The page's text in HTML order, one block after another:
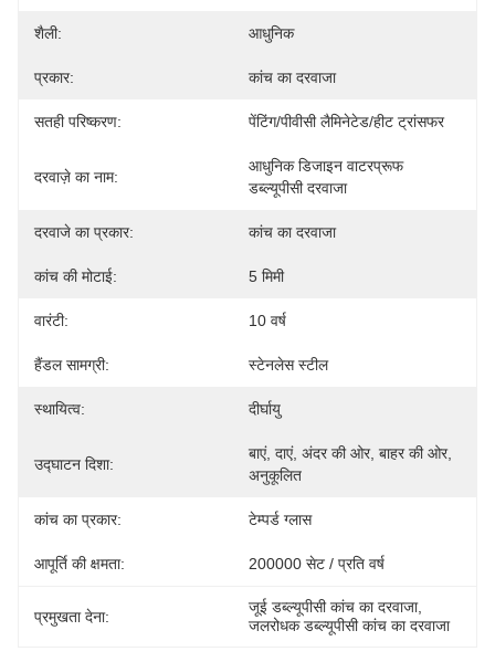
शैली: आधुनिक
प्रकार: कांच का दरवाजा
सतही परिष्करण: पेंटिंग/पीवीसी लैमिनेटेड/हीट ट्रांसफर
दरवाज़े का नाम:
आधुनिक डिजाइन वाटरप्रूफ
डब्ल्यूपीसी दरवाजा
दरवाजे का प्रकार: कांच का दरवाजा
कांच की मोटाई: 5 मिमी
वारंटी: 10 वर्ष
हैंडल सामग्री: स्टेनलेस स्टील
स्थायित्व: दीर्घायु
उद्घाटन दिशा:
बाएं, दाएं, अंदर की ओर, बाहर की ओर,
अनुकूलित
कांच का प्रकार: टेम्पर्ड ग्लास
आपूर्ति की क्षमता: 200000 सेट / प्रति वर्ष
प्रमुखता देना:
जूई डब्ल्यूपीसी कांच का दरवाजा,
जलरोधक डब्ल्यूपीसी कांच का दरवाजा